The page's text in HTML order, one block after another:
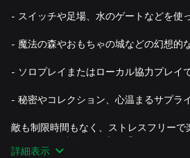
- スイッチや足場、水のゲートなどを使
- 魔法の森やおもちゃの城などの幻想的
- ソロプレイまたはローカル協力プレイ
- 秘密やコレクション、心温まるサプラ
敵も制限時間もなく、ストレスフリーで
2』は、全年齢向けの癒し系パズルゲーム
詳細表示